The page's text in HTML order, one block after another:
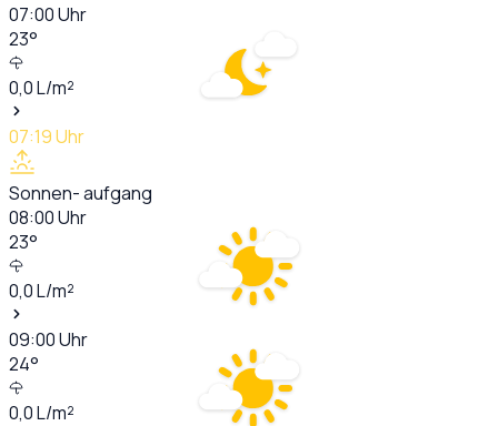
07:00Uhr
23°
0,0L/m²
07:19Uhr
Sonnen- aufgang
08:00Uhr
23°
0,0L/m²
09:00Uhr
24°
0,0L/m²